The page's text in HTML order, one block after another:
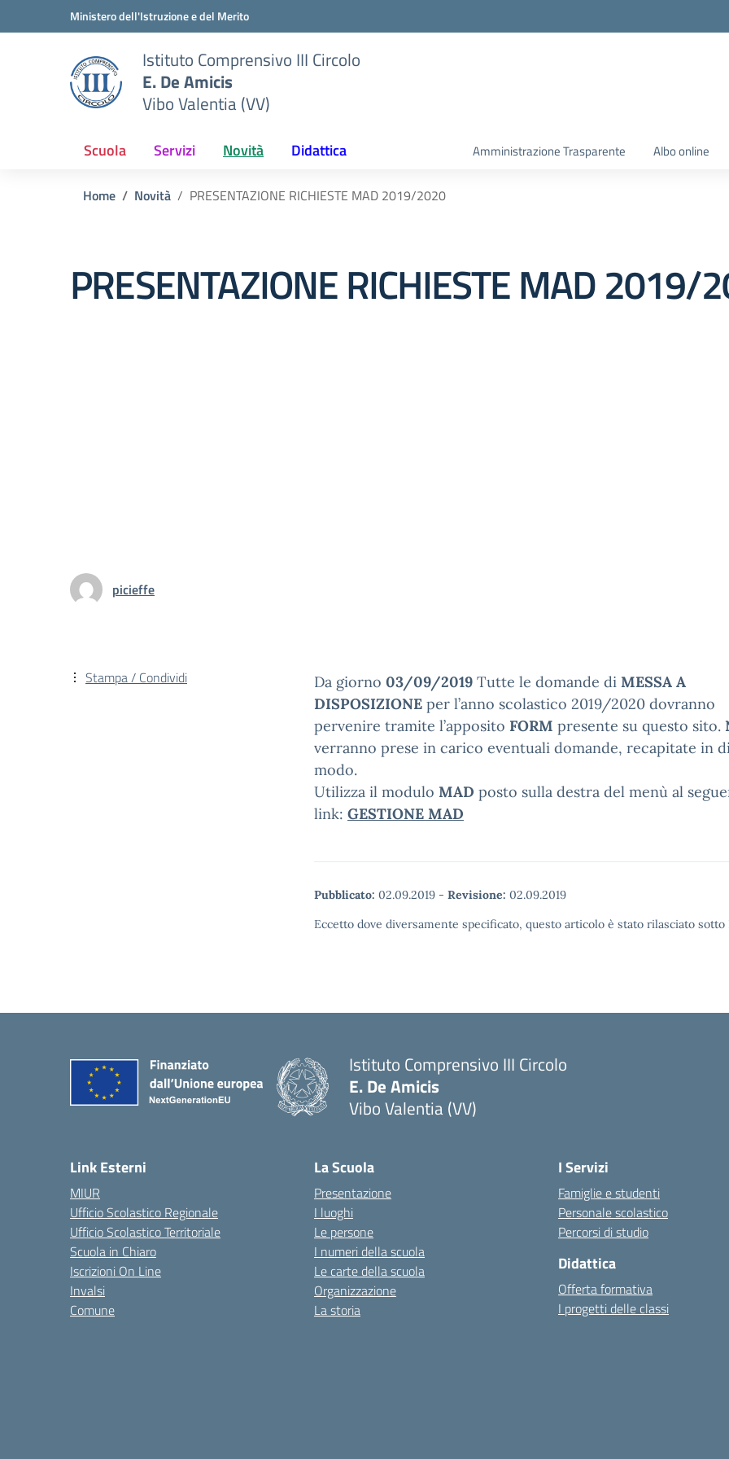
Vai ai contenuti
Vai al menu di navigazioneMinistero dell'Istruzione e del Merito
Istituto Comprensivo III Circolo
E. De Amicis
Vibo Valentia (VV)
Scuola Servizi Novità Didattica Amministrazione Trasparente Albo online
Home Novità PRESENTAZIONE RICHIESTE MAD 2019/2020
PRESENTAZIONE RICHIESTE MAD 2019/
picieffe
Da giorno 03/09/2019 Tutte le domande di MESSA A
DISPOSIZIONE per l’anno scolastico 2019/2020 dovranno
pervenire tramite l’apposito FORM presente su questo sito.
verranno prese in carico eventuali domande, recapitate in
modo.
Utilizza il modulo MAD posto sulla destra del menù al
link: GESTIONE MAD
Pubblicato: 02.09.2019 - Revisione: 02.09.2019
Eccetto dove diversamente specificato, questo articolo è stato rilasciato
Stampa / Condividi
Istituto Comprensivo III Circolo
E. De Amicis
Vibo Valentia (VV)
Link Esterni
MIUR
Ufficio Scolastico Regionale
Ufficio Scolastico Territoriale
Scuola in Chiaro
Iscrizioni On Line
Invalsi
Comune
La Scuola
Presentazione
I luoghi
Le persone
I numeri della scuola
Le carte della scuola
Organizzazione
La storia
I Servizi
Famiglie e studenti
Personale scolastico
Percorsi di studio
Didattica
Offerta formativa
I progetti delle classi